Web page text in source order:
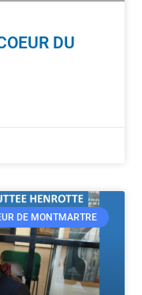
DU
DE MONTMARTRE